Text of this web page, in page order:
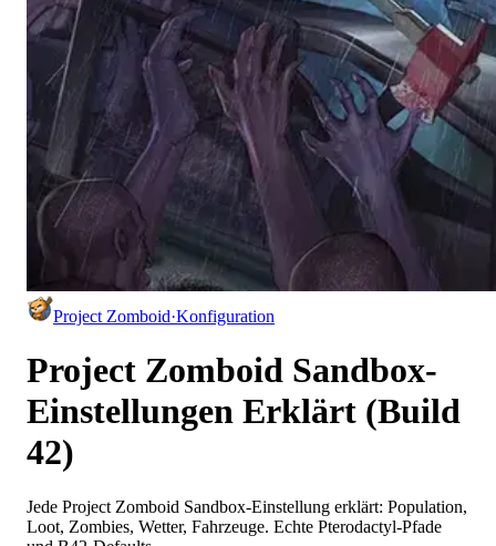
Project Zomboid·Konfiguration
Project Zomboid Sandbox-
Einstellungen Erklärt (Build
42)
Jede Project Zomboid Sandbox-Einstellung erklärt: Population,
Loot, Zombies, Wetter, Fahrzeuge. Echte Pterodactyl-Pfade